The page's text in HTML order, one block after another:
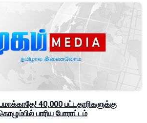
40,000 பட்டதாரிகளுக்கு
பாரிய போராட்டம்